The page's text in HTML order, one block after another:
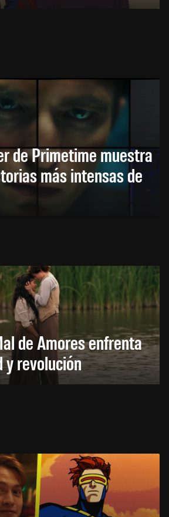
de Primetime muestra
más intensas de
de Amores enfrenta
y revolución